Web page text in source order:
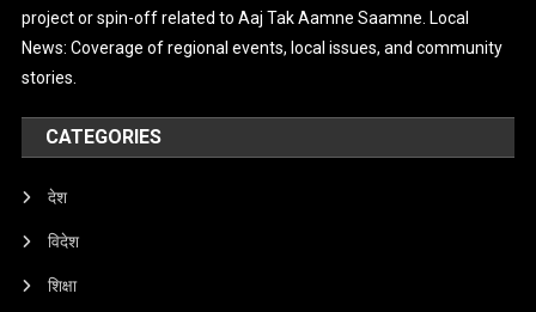
project or spin-off related to Aaj Tak Aamne Saamne. Local
News: Coverage of regional events, local issues, and community
stories.
CATEGORIES
देश
विदेश
शिक्षा